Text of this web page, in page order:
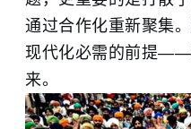
通过合作化重新聚集
现代化必需的前提——
来。